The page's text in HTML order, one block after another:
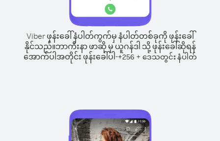
Viber ဖုန်းခေါ်နံပါတ်ကွက်မှ နံပါတ်တစ်ခုကို ဖုန်းခေါ်
နိုင်သည်။ဘာကီးနာ ဖာဆို မှ ယူဂန်ဒါ သို့ ဖုန်းခေါ်ဆိုရန်
အောက်ပါအတိုင်း ဖုန်းခေါ်ပါ-+256 + ဒေသတွင်း နံပါတ်